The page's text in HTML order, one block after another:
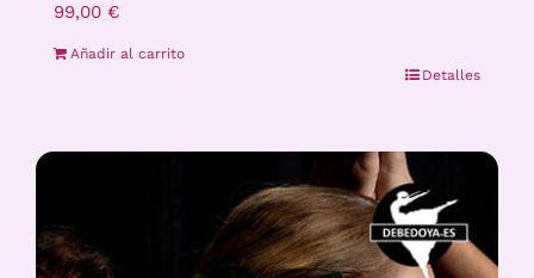
99,00 €
Añadir al carrito
Detalles